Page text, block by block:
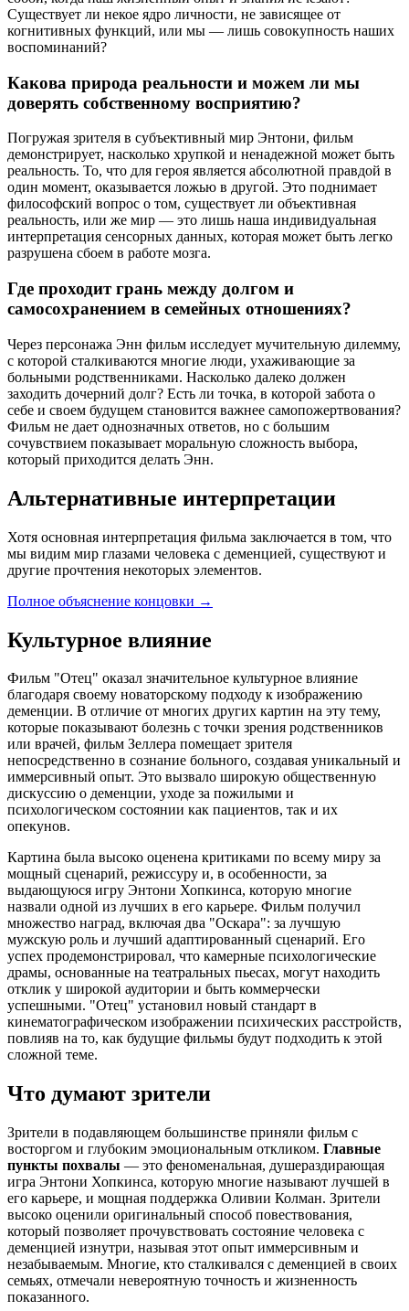
Существует ли некое ядро личности, не зависящее от
когнитивных функций, или мы — лишь совокупность наших
воспоминаний?
Какова природа реальности и можем ли мы
доверять собственному восприятию?
Погружая зрителя в субъективный мир Энтони, фильм
демонстрирует, насколько хрупкой и ненадежной может быть
реальность. То, что для героя является абсолютной правдой в
один момент, оказывается ложью в другой. Это поднимает
философский вопрос о том, существует ли объективная
реальность, или же мир — это лишь наша индивидуальная
интерпретация сенсорных данных, которая может быть легко
разрушена сбоем в работе мозга.
Где проходит грань между долгом и
самосохранением в семейных отношениях?
Через персонажа Энн фильм исследует мучительную дилемму,
с которой сталкиваются многие люди, ухаживающие за
больными родственниками. Насколько далеко должен
заходить дочерний долг? Есть ли точка, в которой забота о
себе и своем будущем становится важнее самопожертвования?
Фильм не дает однозначных ответов, но с большим
сочувствием показывает моральную сложность выбора,
который приходится делать Энн.
Альтернативные интерпретации
Хотя основная интерпретация фильма заключается в том, что
мы видим мир глазами человека с деменцией, существуют и
другие прочтения некоторых элементов.
Полное объяснение концовки →
Культурное влияние
Фильм "Отец" оказал значительное культурное влияние
благодаря своему новаторскому подходу к изображению
деменции. В отличие от многих других картин на эту тему,
которые показывают болезнь с точки зрения родственников
или врачей, фильм Зеллера помещает зрителя
непосредственно в сознание больного, создавая уникальный и
иммерсивный опыт. Это вызвало широкую общественную
дискуссию о деменции, уходе за пожилыми и
психологическом состоянии как пациентов, так и их
опекунов.
Картина была высоко оценена критиками по всему миру за
мощный сценарий, режиссуру и, в особенности, за
выдающуюся игру Энтони Хопкинса, которую многие
назвали одной из лучших в его карьере. Фильм получил
множество наград, включая два "Оскара": за лучшую
мужскую роль и лучший адаптированный сценарий. Его
успех продемонстрировал, что камерные психологические
драмы, основанные на театральных пьесах, могут находить
отклик у широкой аудитории и быть коммерчески
успешными. "Отец" установил новый стандарт в
кинематографическом изображении психических расстройств,
повлияв на то, как будущие фильмы будут подходить к этой
сложной теме.
Что думают зрители
Зрители в подавляющем большинстве приняли фильм с
восторгом и глубоким эмоциональным откликом. Главные
пункты похвалы — это феноменальная, душераздирающая
игра Энтони Хопкинса, которую многие называют лучшей в
его карьере, и мощная поддержка Оливии Колман. Зрители
высоко оценили оригинальный способ повествования,
который позволяет прочувствовать состояние человека с
деменцией изнутри, называя этот опыт иммерсивным и
незабываемым. Многие, кто сталкивался с деменцией в своих
семьях, отмечали невероятную точность и жизненность
показанного.